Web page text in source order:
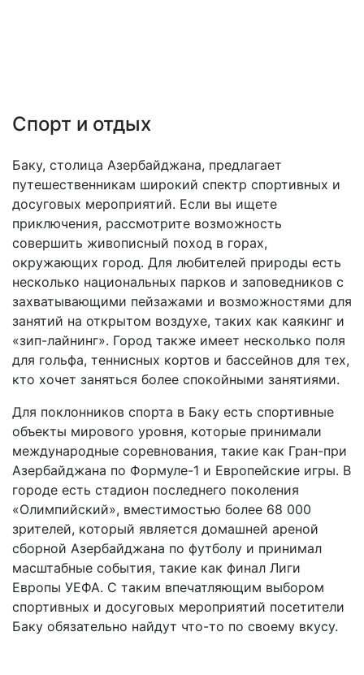
Спорт и отдых
Баку, столица Азербайджана, предлагает
путешественникам широкий спектр спортивных и
досуговых мероприятий. Если вы ищете
приключения, рассмотрите возможность
совершить живописный поход в горах,
окружающих город. Для любителей природы есть
несколько национальных парков и заповедников с
захватывающими пейзажами и возможностями для
занятий на открытом воздухе, таких как каякинг и
«зип-лайнинг». Город также имеет несколько поля
для гольфа, теннисных кортов и бассейнов для тех,
кто хочет заняться более спокойными занятиями.
Для поклонников спорта в Баку есть спортивные
объекты мирового уровня, которые принимали
международные соревнования, такие как Гран-при
Азербайджана по Формуле-1 и Европейские игры. В
городе есть стадион последнего поколения
«Олимпийский», вместимостью более 68 000
зрителей, который является домашней ареной
сборной Азербайджана по футболу и принимал
масштабные события, такие как финал Лиги
Европы УЕФА. С таким впечатляющим выбором
спортивных и досуговых мероприятий посетители
Баку обязательно найдут что-то по своему вкусу.